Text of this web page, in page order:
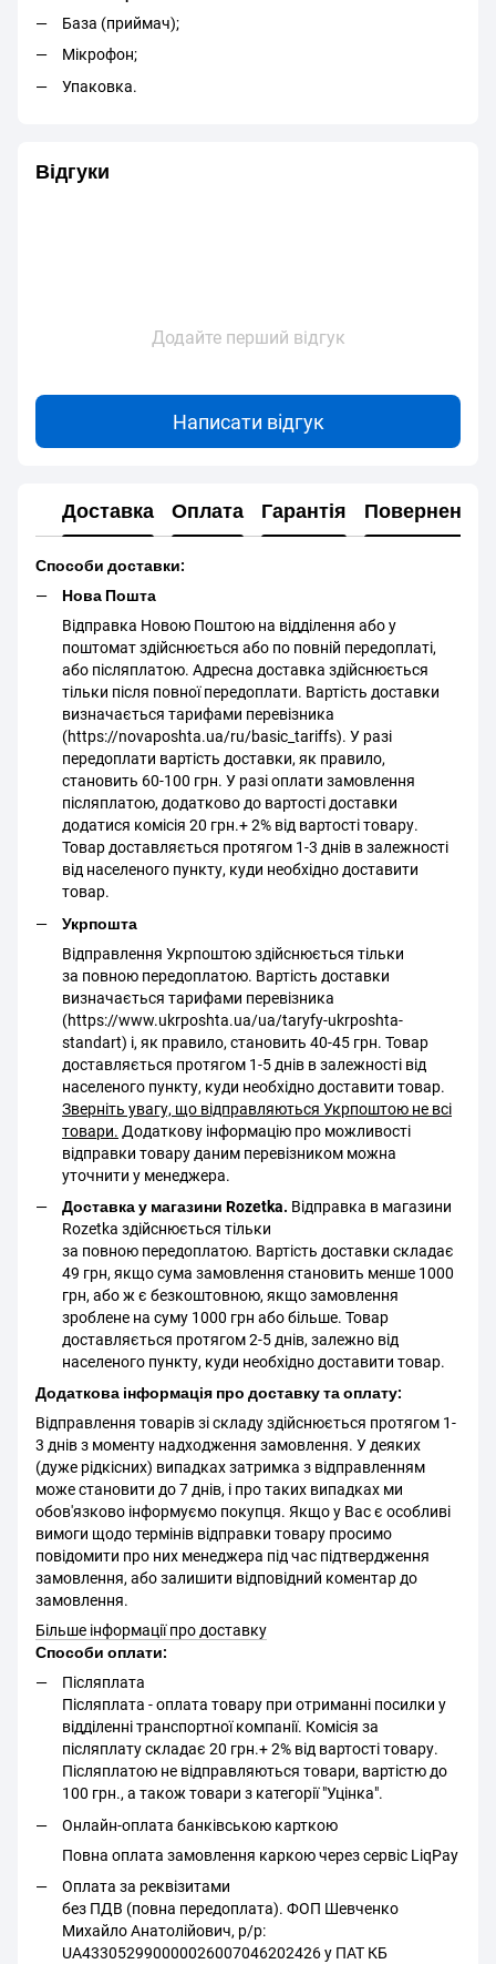
База (приймач);
Мікрофон;
Упаковка.
Відгуки
Додайте перший відгук
Написати відгук
Доставка Оплата Гарантія Повернення
Способи доставки:
Нова Пошта
Відправка Новою Поштою на відділення або у
поштомат здійснюється або по повній передоплаті,
або післяплатою. Адресна доставка здійснюється
тільки після повної передоплати. Вартість доставки
визначається тарифами перевізника
(https://novaposhta.ua/ru/basic_tariffs). У разі
передоплати вартість доставки, як правило,
становить 60-100 грн. У разі оплати замовлення
післяплатою, додатково до вартості доставки
додатися комісія 20 грн.+ 2% від вартості товару.
Товар доставляється протягом 1-3 днів в залежності
від населеного пункту, куди необхідно доставити
товар.
Укрпошта
Відправлення Укрпоштою здійснюється тільки
за повною передоплатою. Вартість доставки
визначається тарифами перевізника
(https://www.ukrposhta.ua/ua/taryfy-ukrposhta-
standart) і, як правило, становить 40-45 грн. Товар
доставляється протягом 1-5 днів в залежності від
населеного пункту, куди необхідно доставити товар.
Зверніть увагу, що відправляються Укрпоштою не всі
товари. Додаткову інформацію про можливості
відправки товару даним перевізником можна
уточнити у менеджера.
Доставка у магазини Rozetka. Відправка в магазини
Rozetka здійснюється тільки
за повною передоплатою. Вартість доставки складає
49 грн, якщо сума замовлення становить менше 1000
грн, або ж є безкоштовною, якщо замовлення
зроблене на суму 1000 грн або більше. Товар
доставляється протягом 2-5 днів, залежно від
населеного пункту, куди необхідно доставити товар.
Додаткова інформація про доставку та оплату:
Відправлення товарів зі складу здійснюється протягом 1-
3 днів з моменту надходження замовлення. У деяких
(дуже рідкісних) випадках затримка з відправленням
може становити до 7 днів, і про таких випадках ми
обов'язково інформуємо покупця. Якщо у Вас є особливі
вимоги щодо термінів відправки товару просимо
повідомити про них менеджера під час підтвердження
замовлення, або залишити відповідний коментар до
замовлення.
Більше інформації про доставку
Способи оплати:
Післяплата
Післяплата - оплата товару при отриманні посилки у
відділенні транспортної компанії. Комісія за
післяплату складає 20 грн.+ 2% від вартості товару.
Післяплатою не відправляються товари, вартістю до
100 грн., а також товари з категорії "Уцінка".
Онлайн-оплата банківською карткою
Повна оплата замовлення каркою через сервіс LiqPay
Оплата за реквізитами
без ПДВ (повна передоплата). ФОП Шевченко
Михайло Анатолійович, р/р:
UA433052990000026007046202426 у ПАТ КБ